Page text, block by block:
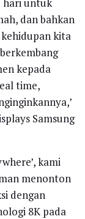
dan bahkan
kita
kepada
time,
Samsung
kami
menonton
dengan
8K pada